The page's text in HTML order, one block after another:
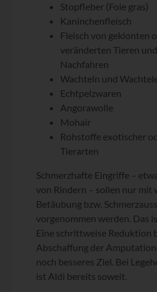
Stopfleber (Foie gras)
Kaninchenfleisch
Fleisch von geklonten
veränderten Tieren
Nachfahren
Wachteln und
Echtpelzwaren
Angorawolle
Mohair
Rohstoffe exotischer
Tierarten
Schmerzhafte Eingriffe –
von Rindern – sollen nur mit
Betäubung bzw.
vorgenommen werden. Das
Eine schrittweise Reduktion
Abschaffung der
noch besseres Ziel. Bei
ist Aldi bereits soweit.